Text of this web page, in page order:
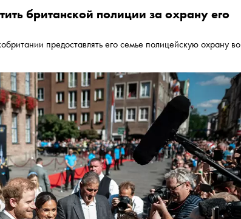
британской полиции за охрану его
предоставлять его семье полицейскую охрану во